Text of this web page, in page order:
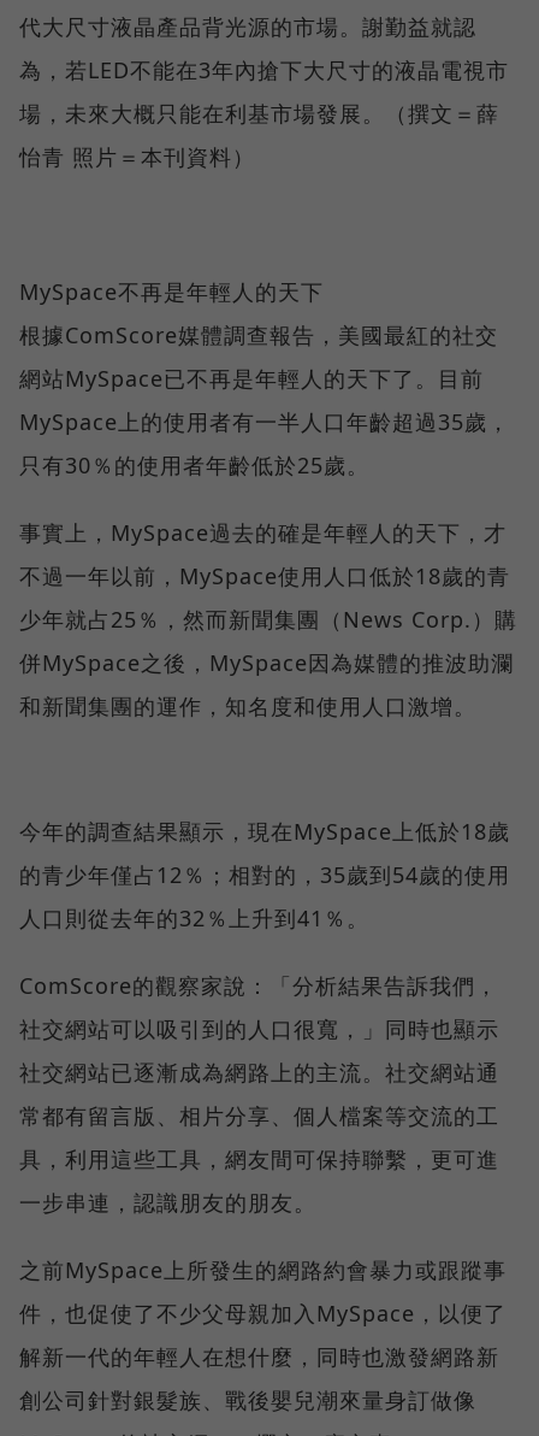
代大尺寸液晶產品背光源的市場。謝勤益就認
為，若LED不能在3年內搶下大尺寸的液晶電視市
場，未來大概只能在利基市場發展。（撰文＝薛
怡青 照片＝本刊資料）
MySpace不再是年輕人的天下
根據ComScore媒體調查報告，美國最紅的社交
網站MySpace已不再是年輕人的天下了。目前
MySpace上的使用者有一半人口年齡超過35歲，
只有30％的使用者年齡低於25歲。
事實上，MySpace過去的確是年輕人的天下，才
不過一年以前，MySpace使用人口低於18歲的青
少年就占25％，然而新聞集團（News Corp.）購
併MySpace之後，MySpace因為媒體的推波助瀾
和新聞集團的運作，知名度和使用人口激增。
今年的調查結果顯示，現在MySpace上低於18歲
的青少年僅占12％；相對的，35歲到54歲的使用
人口則從去年的32％上升到41％。
ComScore的觀察家說：「分析結果告訴我們，
社交網站可以吸引到的人口很寬，」同時也顯示
社交網站已逐漸成為網路上的主流。社交網站通
常都有留言版、相片分享、個人檔案等交流的工
具，利用這些工具，網友間可保持聯繫，更可進
一步串連，認識朋友的朋友。
之前MySpace上所發生的網路約會暴力或跟蹤事
件，也促使了不少父母親加入MySpace，以便了
解新一代的年輕人在想什麼，同時也激發網路新
創公司針對銀髮族、戰後嬰兒潮來量身訂做像